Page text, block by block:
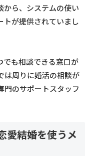
から、システムの使い
トが提供されていまし
でも相談できる窓口が
は周りに婚活の相談が
門のサポートスタッフ
愛結婚を使うメ